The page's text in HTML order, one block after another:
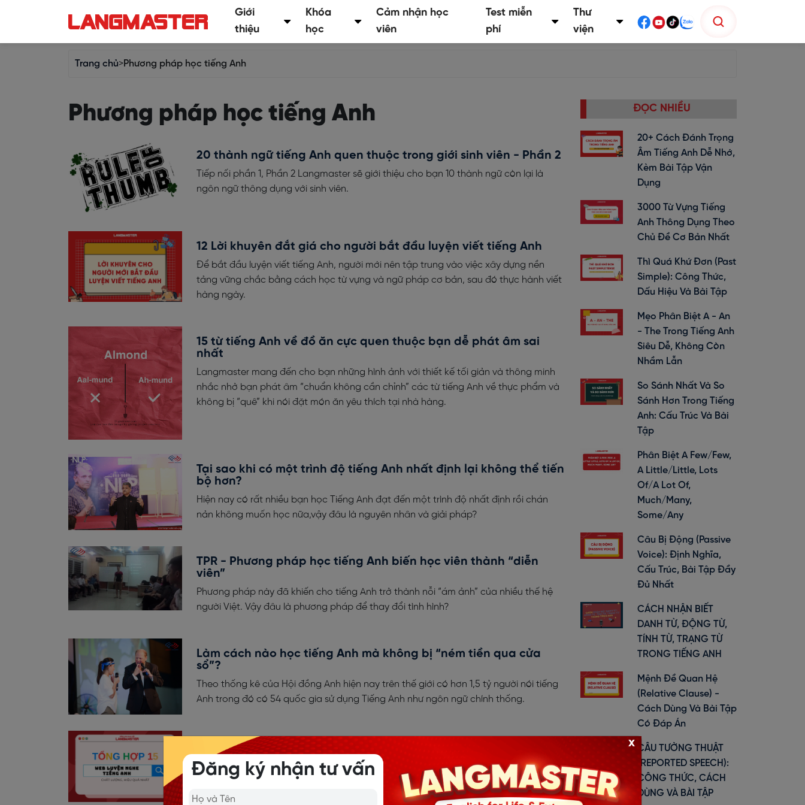
Giới
thiệu
Khóa
học
Cảm nhận học
viên
Test miễn
phí
Thư
viện
Trang chủ>Phương pháp học tiếng Anh
Phương pháp học tiếng Anh
20 thành ngữ tiếng Anh quen thuộc trong giới sinh viên - Phần 2
Tiếp nối phần 1, Phần 2 Langmaster sẽ giới thiệu cho bạn 10 thành ngữ còn lại là
ngôn ngữ thông dụng với sinh viên.
12 Lời khuyên đắt giá cho người bắt đầu luyện viết tiếng Anh
Để bắt đầu luyện viết tiếng Anh, người mới nên tập trung vào việc xây dựng nền
tảng vững chắc bằng cách học từ vựng và ngữ pháp cơ bản, sau đó thực hành viết
hàng ngày.
15 từ tiếng Anh về đồ ăn cực quen thuộc bạn dễ phát âm sai
nhất
Langmaster mang đến cho bạn những hình ảnh với thiết kế tối giản và thông minh
nhắc nhở bạn phát âm “chuẩn không cần chỉnh” các từ tiếng Anh về thực phẩm và
không bị “quê” khi nói đặt món ăn yêu thích tại nhà hàng.
Tại sao khi có một trình độ tiếng Anh nhất định lại không thể tiến
bộ hơn?
Hiện nay có rất nhiều bạn học Tiếng Anh đạt đến một trình độ nhất định rồi chán
nản không muốn học nữa,vậy đâu là nguyên nhân và giải pháp?
TPR - Phương pháp học tiếng Anh biến học viên thành “diễn
viên”
Phương pháp này đã khiến cho tiếng Anh trở thành nỗi “ám ảnh” của nhiều thế hệ
người Việt. Vậy đâu là phương pháp để thay đổi tình hình?
Làm cách nào học tiếng Anh mà không bị “ném tiền qua cửa
sổ”?
Theo thống kê của Hội đồng Anh hiện nay trên thế giới có hơn 1,5 tỷ người nói tiếng
Anh trong đó có 54 quốc gia sử dụng Tiếng Anh như ngôn ngữ chính thống.
TỔNG HỢP 15 WEB LUYỆN NGHE TIẾNG ANH CHẤT LƯỢNG, HIỆU
QUẢ NHẤT
Ngày nay, việc học qua các web luyện nghe tiếng Anh trở nên phổ biến do sự thuận
tiện và các ưu điểm so với phương pháp truyền thống. Cùng tham khảo 15+ web sau
ĐỌC NHIỀU
20+ Cách Đánh Trọng
Âm Tiếng Anh Dễ Nhớ,
Kèm Bài Tập Vận
Dụng
3000 Từ Vựng Tiếng
Anh Thông Dụng Theo
Chủ Đề Cơ Bản Nhất
Thì Quá Khứ Đơn (past
Simple): Công Thức,
Dấu Hiệu Và Bài Tập
Mẹo Phân Biệt A - An
- The Trong Tiếng Anh
Siêu Dễ, Không Còn
Nhầm Lẫn
So Sánh Nhất Và So
Sánh Hơn Trong Tiếng
Anh: Cấu Trúc Và Bài
Tập
Phân Biệt A Few/Few,
A Little/Little, Lots
Of/A Lot Of,
Much/Many,
Some/Any
Câu Bị Động (Passive
Voice): Định Nghĩa,
Cấu Trúc, Bài Tập Đầy
Đủ Nhất
CÁCH NHẬN BIẾT
DANH TỪ, ĐỘNG TỪ,
TÍNH TỪ, TRẠNG TỪ
TRONG TIẾNG ANH
Mệnh Đề Quan Hệ
(Relative Clause) -
Cách Dùng Và Bài Tập
Có Đáp Án
CÂU TƯỜNG THUẬT
(REPORTED SPEECH):
CÔNG THỨC, CÁCH
DÙNG VÀ BÀI TẬP
Đăng ký nhận tư vấn
x